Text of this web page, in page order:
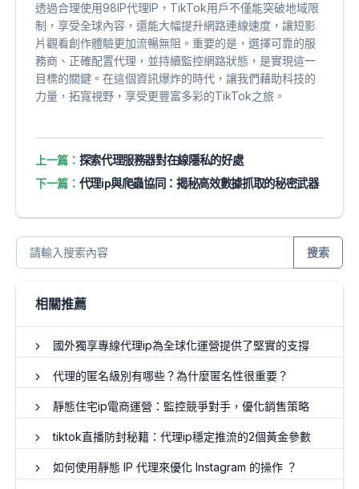
透過合理使用98IP代理IP，TikTok用戶不僅能突破地域限
制，享受全球內容，還能大幅提升網路連線速度，讓短影
片觀看創作體驗更加流暢無阻。重要的是，選擇可靠的服
務商、正確配置代理，並持續監控網路狀態，是實現這一
目標的關鍵。在這個資訊爆炸的時代，讓我們藉助科技的
力量，拓寬視野，享受更豐富多彩的TikTok之旅。
上一篇： 探索代理服務器對在線隱私的好處
下一篇： 代理ip與爬蟲協同：揭秘高效數據抓取的秘密武器
搜索
相關推薦
國外獨享專線代理ip為全球化運營提供了堅實的支撐
代理的匿名級別有哪些？為什麼匿名性很重要？
靜態住宅ip電商運營：監控競爭對手，優化銷售策略
tiktok直播防封秘籍：代理ip穩定推流的2個黃金參數
如何使用靜態 IP 代理來優化 Instagram 的操作 ？